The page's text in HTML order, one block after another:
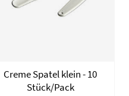
Creme Spatel klein - 10
Stück/Pack